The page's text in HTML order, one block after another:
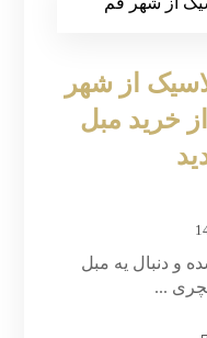
از شهر
خرید مبل
و دنبال یه مبل
...